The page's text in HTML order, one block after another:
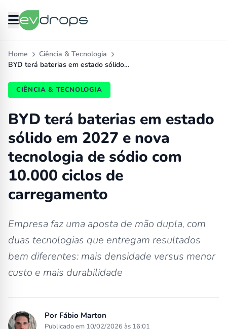
Home
Ciência & Tecnologia
BYD terá baterias em estado sólido…
CIÊNCIA & TECNOLOGIA
BYD terá baterias em estado
sólido em 2027 e nova
tecnologia de sódio com
10.000 ciclos de
carregamento
Empresa faz uma aposta de mão dupla, com
duas tecnologias que entregam resultados
bem diferentes: mais densidade versus menor
custo e mais durabilidade
Por Fábio Marton
Publicado em 10/02/2026 às 16:01